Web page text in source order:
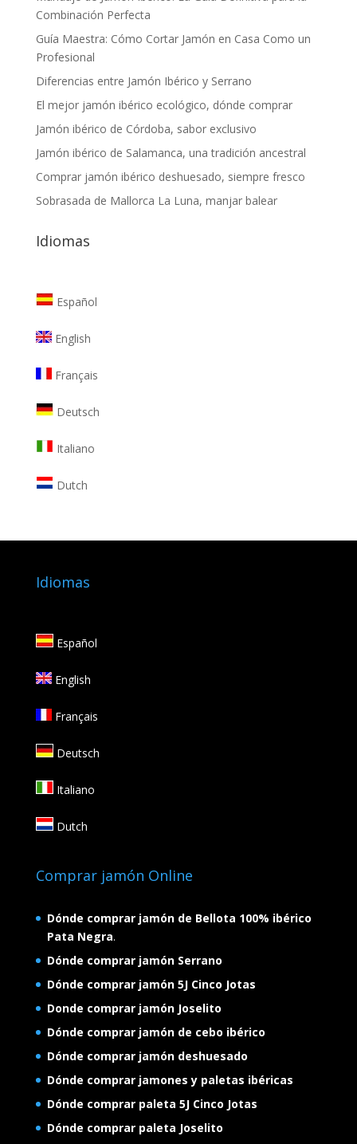
Combinación Perfecta
Guía Maestra: Cómo Cortar Jamón en Casa Como un
Profesional
Diferencias entre Jamón Ibérico y Serrano
El mejor jamón ibérico ecológico, dónde comprar
Jamón ibérico de Córdoba, sabor exclusivo
Jamón ibérico de Salamanca, una tradición ancestral
Comprar jamón ibérico deshuesado, siempre fresco
Sobrasada de Mallorca La Luna, manjar balear
Idiomas
Español
English
Français
Deutsch
Italiano
Dutch
Idiomas
Español
English
Français
Deutsch
Italiano
Dutch
Comprar jamón Online
Dónde comprar jamón de Bellota 100% ibérico
Pata Negra.
Dónde comprar jamón Serrano
Dónde comprar jamón 5J Cinco Jotas
Donde comprar jamón Joselito
Dónde comprar jamón de cebo ibérico
Dónde comprar jamón deshuesado
Dónde comprar jamones y paletas ibéricas
Dónde comprar paleta 5J Cinco Jotas
Dónde comprar paleta Joselito